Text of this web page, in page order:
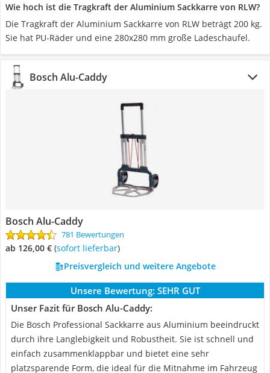
Wie hoch ist die Tragkraft der Aluminium Sackkarre von RLW?
Die Tragkraft der Aluminium Sackkarre von RLW beträgt 200 kg.
Sie hat PU-Räder und eine 280x280 mm große Ladeschaufel.
Bosch Alu-Caddy
Bosch Alu-Caddy
781 Bewertungen
ab 126,00 € ( Sofort lieferbar)
Preisvergleich und weitere Angebote
Unsere Bewertung: SEHR GUT
Unser Fazit für Bosch Alu-Caddy:
Die Bosch Professional Sackkarre aus Aluminium beeindruckt
durch ihre Langlebigkeit und Robustheit. Sie ist schnell und
einfach zusammenklappbar und bietet eine sehr
platzsparende Form, die ideal für die Mitnahme im Fahrzeug